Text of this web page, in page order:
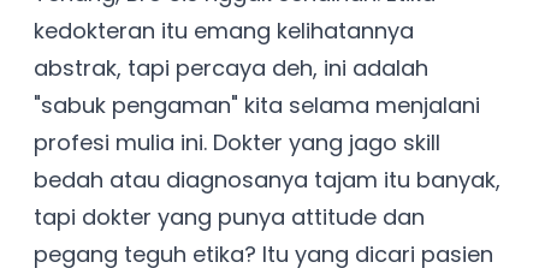
kedokteran itu emang kelihatannya
abstrak, tapi percaya deh, ini adalah
"sabuk pengaman" kita selama menjalani
profesi mulia ini. Dokter yang jago skill
bedah atau diagnosanya tajam itu banyak,
tapi dokter yang punya attitude dan
pegang teguh etika? Itu yang dicari pasien